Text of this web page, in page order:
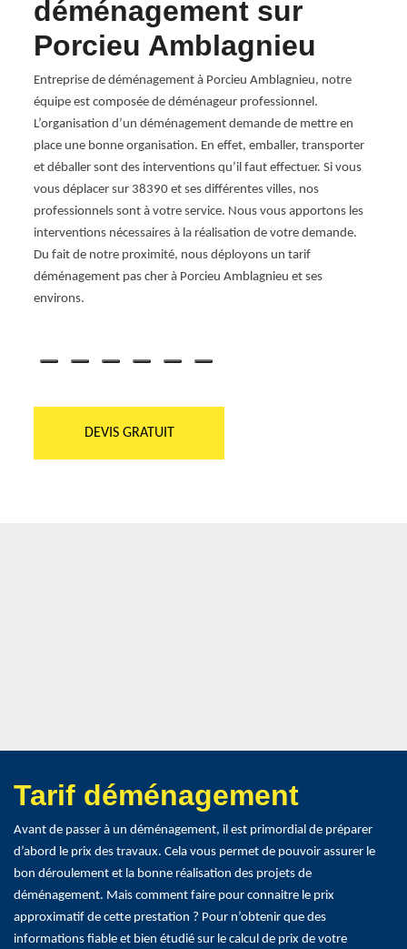
les
déménagement sur
Porcieu Amblagnieu
Entreprise de déménagement à Porcieu Amblagnieu, notre
équipe est composée de déménageur professionnel.
L’organisation d’un déménagement demande de mettre en
place une bonne organisation. En effet, emballer, transporter
et déballer sont des interventions qu’il faut effectuer. Si vous
vous déplacer sur 38390 et ses différentes villes, nos
professionnels sont à votre service. Nous vous apportons les
interventions nécessaires à la réalisation de votre demande.
Du fait de notre proximité, nous déployons un tarif
déménagement pas cher à Porcieu Amblagnieu et ses
environs.
DEVIS GRATUIT
Tarif déménagement
Avant de passer à un déménagement, il est primordial de préparer
d’abord le prix des travaux. Cela vous permet de pouvoir assurer le
bon déroulement et la bonne réalisation des projets de
déménagement. Mais comment faire pour connaitre le prix
approximatif de cette prestation ? Pour n’obtenir que des
informations fiable et bien étudié sur le calcul de prix de votre